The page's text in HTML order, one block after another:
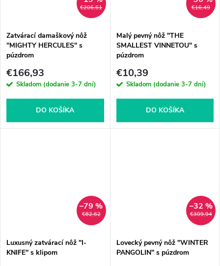
€206,61
Zatvárací damaškový nôž
"MIGHTY HERCULES" s
púzdrom
€166,93
Skladom (dodanie 3-7 dní)
DO KOŠÍKA
€16,49
Malý pevný nôž "THE
SMALLEST VINNETOU" s
púzdrom
€10,39
Skladom (dodanie 3-7 dní)
DO KOŠÍKA
€82,62
–79 %
Luxusný zatvárací nôž "I-
KNIFE" s klipom
€309,94
–32 %
Lovecký pevný nôž "WINTER
PANGOLIN" s púzdrom